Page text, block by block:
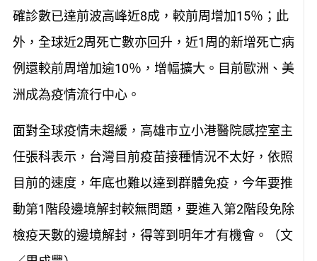
確診數已達前波高峰近8成，較前周增加15％；此
外，全球近2周死亡數亦回升，近1周的新增死亡病
例還較前周增加逾10％，增幅擴大。目前歐洲、美
洲成為疫情流行中心。
面對全球疫情未趨緩，高雄市立小港醫院感控室主
任張科表示，台灣目前疫苗接種情況不太好，依照
目前的速度，年底也難以達到群體免疫，今年要推
動第1階段邊境解封較無問題，要進入第2階段免除
檢疫天數的邊境解封，得等到明年才有機會。（文